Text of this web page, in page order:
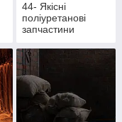
44- Якісні
поліуретанові
запчастини